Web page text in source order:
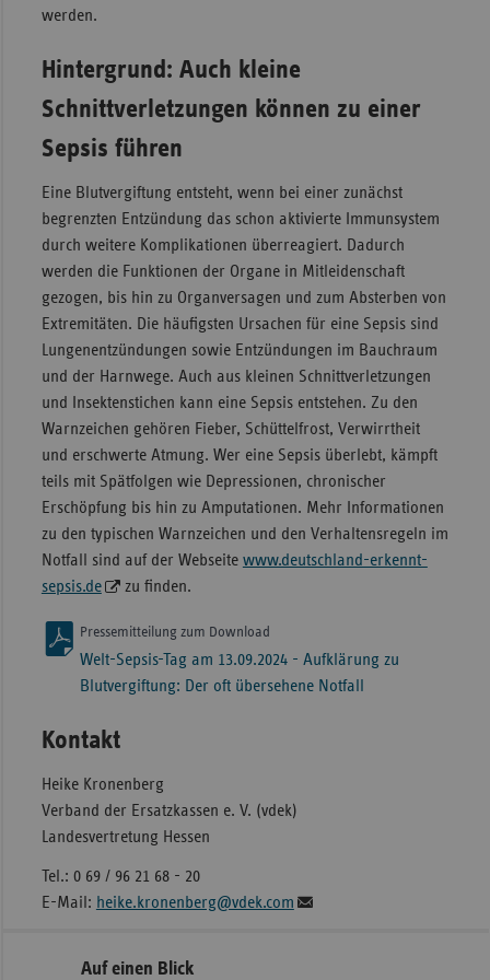
werden.
Hintergrund: Auch kleine
Schnittverletzungen können zu einer
Sepsis führen
Eine Blutvergiftung entsteht, wenn bei einer zunächst
begrenzten Entzündung das schon aktivierte Immunsystem
durch weitere Komplikationen überreagiert. Dadurch
werden die Funktionen der Organe in Mitleidenschaft
gezogen, bis hin zu Organversagen und zum Absterben von
Extremitäten. Die häufigsten Ursachen für eine Sepsis sind
Lungenentzündungen sowie Entzündungen im Bauchraum
und der Harnwege. Auch aus kleinen Schnittverletzungen
und Insektenstichen kann eine Sepsis entstehen. Zu den
Warnzeichen gehören Fieber, Schüttelfrost, Verwirrtheit
und erschwerte Atmung. Wer eine Sepsis überlebt, kämpft
teils mit Spätfolgen wie Depressionen, chronischer
Erschöpfung bis hin zu Amputationen. Mehr Informationen
zu den typischen Warnzeichen und den Verhaltensregeln im
Notfall sind auf der Webseite www.deutschland-erkennt-
sepsis.de
zu finden.
Pressemitteilung zum Download
Welt-Sepsis-Tag am 13.09.2024 - Aufklärung zu
Blutvergiftung: Der oft übersehene Notfall
Kontakt
Heike Kronenberg
Verband der Ersatzkassen e. V. (vdek)
Landesvertretung Hessen
Tel.: 0 69 / 96 21 68 - 20
E-Mail: heike.kronenberg@vdek.com
Seitennavigation
SeitenleisteAuf einen Blick